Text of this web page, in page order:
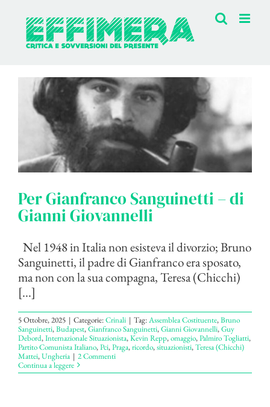
contenuto
Per Gianfranco Sanguinetti – di
Gianni Giovannelli
Nel 1948 in Italia non esisteva il divorzio; Bruno
Sanguinetti, il padre di Gianfranco era sposato,
ma non con la sua compagna, Teresa (Chicchi)
[...]
5 Ottobre, 2025 | Categorie:Crinali | Tag:Assemblea Costituente,Bruno
Sanguinetti,Budapest,Gianfranco Sanguinetti,Gianni Giovannelli,Guy
Debord,Internazionale Situazionista,Kevin Repp,omaggio,Palmiro Togliatti,
Partito Comunista Italiano,Pci,Praga,ricordo,situazionisti,Teresa (Chicchi)
Mattei,Ungheria | 2 Commenti
Continua a leggere